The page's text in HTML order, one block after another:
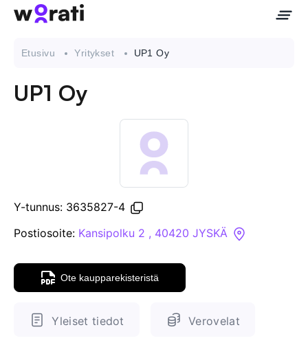
API
Pakotehaku
Etusivu Yritykset UP1 Oy
UP1 Oy
Y-tunnus: 3635827-4
Postiosoite: Kansipolku 2 , 40420 JYSKÄ
Ote kaupparekisteristä
Yleiset tiedot Verovelat